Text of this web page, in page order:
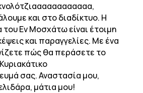
και στο διαδίκτυο. Η
του Εν Μοσχάτω είναι έτοιμη
και παραγγελίες. Με ένα
πώς θα περάσετε το
σας. Αναστασία μου,
μάτια μου!